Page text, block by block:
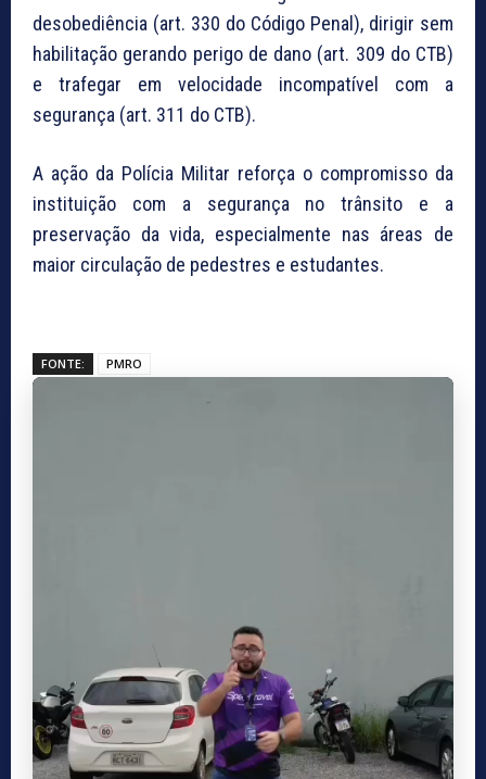
desobediência (art. 330 do Código Penal), dirigir sem
habilitação gerando perigo de dano (art. 309 do CTB)
e trafegar em velocidade incompatível com a
segurança (art. 311 do CTB).
A ação da Polícia Militar reforça o compromisso da
instituição com a segurança no trânsito e a
preservação da vida, especialmente nas áreas de
maior circulação de pedestres e estudantes.
FONTE: PMRO